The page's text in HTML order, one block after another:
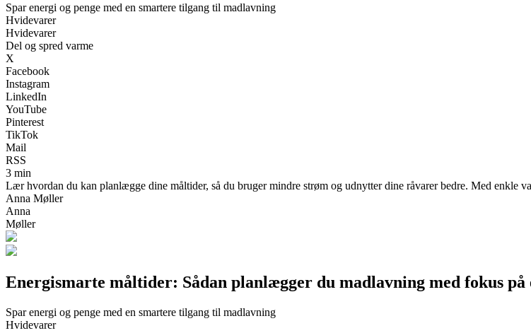
Spar energi og penge med en smartere tilgang til madlavning
Hvidevarer
Hvidevarer
Del og spred varme
X
Facebook
Instagram
LinkedIn
YouTube
Pinterest
TikTok
Mail
RSS
3 min
Lær hvordan du kan planlægge dine måltider, så du bruger mindre strøm og udnytter dine råvarer bedre. Med enkle
Anna Møller
Anna
Møller
Energismarte måltider: Sådan planlægger du madlavning med fokus
Spar energi og penge med en smartere tilgang til madlavning
Hvidevarer